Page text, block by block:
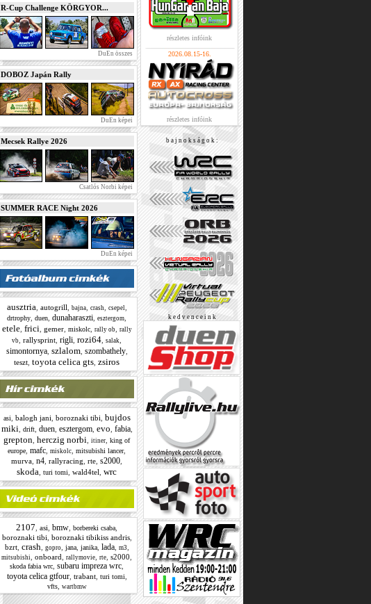
R-Cup Challenge KÖRGYOR...
DuEn összes
DOBOZ Japán Rally
DuEn képei
Mecsek Rallye 2026
Csatlós Norbi képei
SUMMER RACE Night 2026
DuEn képei
ausztria autogrill bajna, crash csepel
drtrophy duen dunaharaszti esztergom
etele, frici gemer, miskolc, rally ob, rally
vb rallysprint rigli rozi64 salak
simontornya, szlalom, szombathely,
teszt toyota celica gts zsiros
asi balogh jani boroznaki tibi bujdos
miki drift, duen, esztergom, evo fabia,
grepton herczig norbi itiner king of
europe mafc miskolc mitsubishi lancer,
murva n4 rallyracing rte s2000
skoda turi tomi wald4tel wrc
2107 asi bmw borbereki csaba
boroznaki tibi boroznaki tibikiss andris,
bzrt, crash gopro, jana, janika, lada, m3
mitsubishi onboard rallymovie rte s2000
skoda fabia wrc subaru impreza wrc
toyota celica gtfour, trabant, turi tomi
vfts, wartbmw
részletes infóink
2026.08.15-16.
részletes infóink
b a j n o k s á g o k :
k e d v e n c e i n k